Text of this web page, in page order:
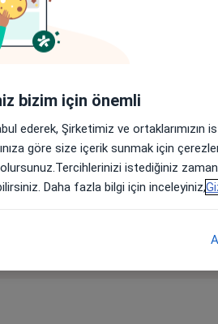
tamamladıktan sonra
Üniversitesi Diş Hekimliği
Diş Hekimliği Fakültesinde
aşamasına gelmiş, bu
DentNis Estetik ve
ve Estetik Gülüş Dizaynı
Periodontoloji
bizim için önemli
ederek, Şirketimiz ve
göre size içerik sunmak için
istediğiniz
Daha fazla bilgi için inceleyiniz,